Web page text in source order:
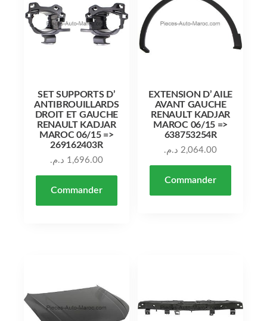
SET SUPPORTS D’
ANTIBROUILLARDS
DROIT ET GAUCHE
RENAULT KADJAR
MAROC 06/15 =>
269162403R
1,696.00 د.م.
Commander
EXTENSION D’ AILE
AVANT GAUCHE
RENAULT KADJAR
MAROC 06/15 =>
638753254R
2,064.00 د.م.
Commander